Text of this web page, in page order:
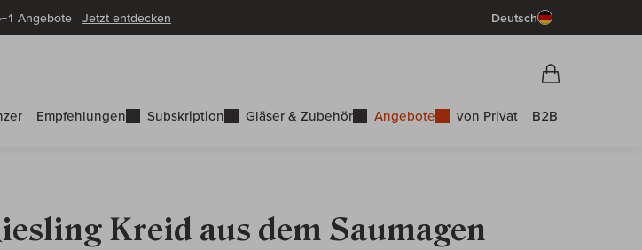
Angebote Jetzt entdecken Deutsch
Empfehlungen Subskription Gläser & Zubehör Angebote von Privat B2B
Kreid aus dem Saumagen